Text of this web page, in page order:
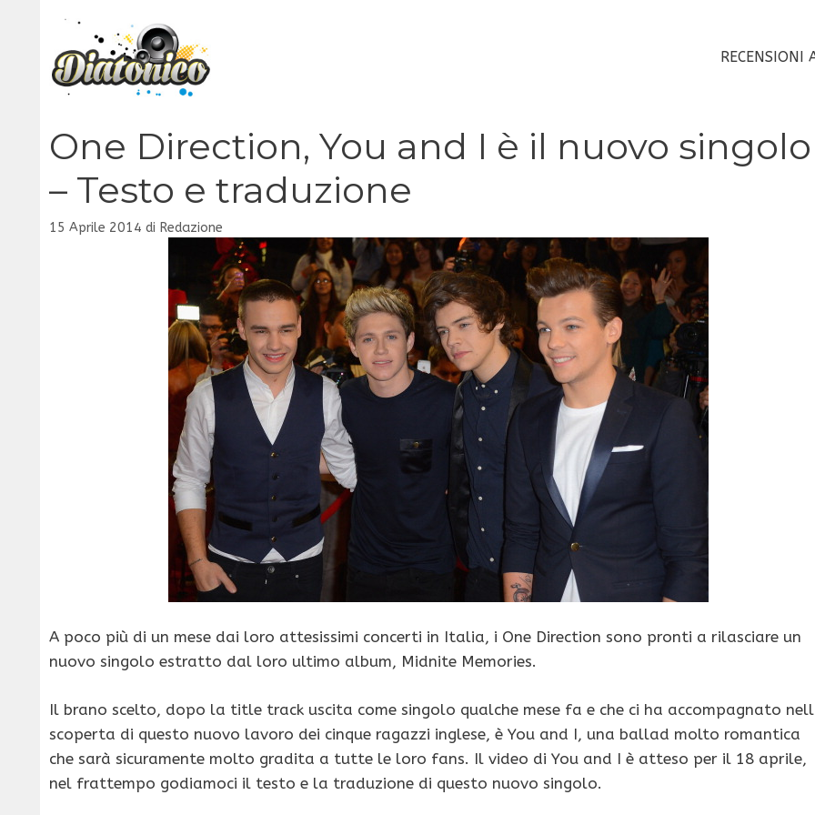
contenuto
RECENSIONI
One Direction, You and I è il nuovo singolo
– Testo e traduzione
15 Aprile 2014 di Redazione
A poco più di un mese dai loro attesissimi concerti in Italia, i One Direction sono pronti a rilasciare un
nuovo singolo estratto dal loro ultimo album, Midnite Memories.
Il brano scelto, dopo la title track uscita come singolo qualche mese fa e che ci ha accompagnato
scoperta di questo nuovo lavoro dei cinque ragazzi inglese, è You and I, una ballad molto romantica
che sarà sicuramente molto gradita a tutte le loro fans. Il video di You and I è atteso per il 18 aprile,
nel frattempo godiamoci il testo e la traduzione di questo nuovo singolo.